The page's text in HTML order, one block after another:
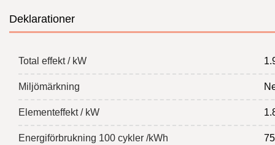
Deklarationer
Total effekt / kW
Miljömärkning
Elementeffekt / kW
Energiförbrukning 100 cykler /kWh 75